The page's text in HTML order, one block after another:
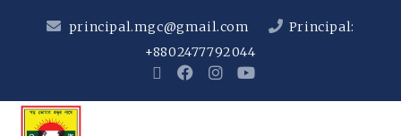
principal.mgc@gmail.com
Principal:
+8802477792044